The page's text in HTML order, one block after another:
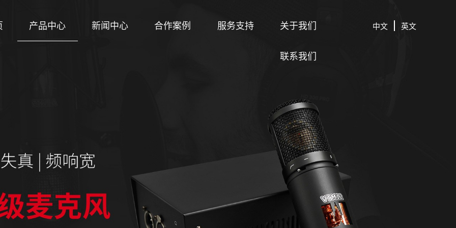
产品中心 新闻中心 合作案例 服务支持 关于我们
联系我们
中文 英文